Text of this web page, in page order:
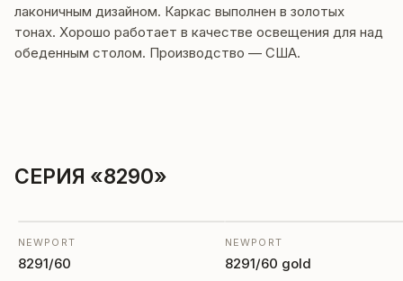
лаконичным дизайном. Каркас выполнен в золотых
тонах. Хорошо работает в качестве освещения для над
обеденным столом. Производство — США.
СЕРИЯ «8290»
NEWPORT
8291/60
NEWPORT
8291/60 gold